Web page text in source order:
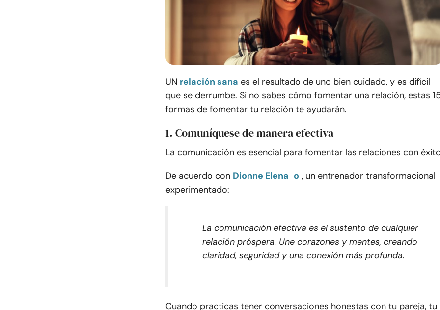
UN relación sana es el resultado de uno bien cuidado, y es difícil
que se derrumbe. Si no sabes cómo fomentar una relación, estas
formas de fomentar tu relación te ayudarán.
1. Comuníquese de manera efectiva
La comunicación es esencial para fomentar las relaciones con
De acuerdo con Dionne Elena o , un entrenador transformacional
experimentado:
La comunicación efectiva es el sustento de cualquier
relación próspera. Une corazones y mentes, creando
claridad, seguridad y una conexión más profunda.
Cuando practicas tener conversaciones honestas con tu pareja, tu